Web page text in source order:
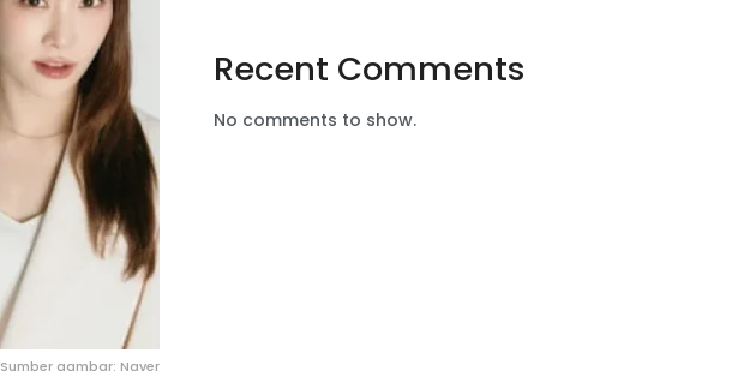
Sumber gambar: Naver
Recent Comments
No comments to show.